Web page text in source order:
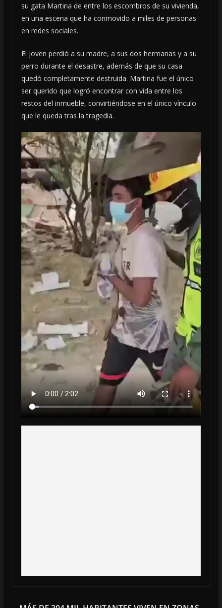
su gata Martina de entre los escombros de su vivienda,
en una escena que ha conmovido a miles de personas
en redes sociales.
El joven perdió a su madre, a sus dos hermanas y a su
perro durante el desastre, además de que su casa
quedó completamente destruida. Martina fue el único
ser querido que logró encontrar con vida entre los
restos del inmueble, convirtiéndose en el único vínculo
que le queda tras la tragedia.